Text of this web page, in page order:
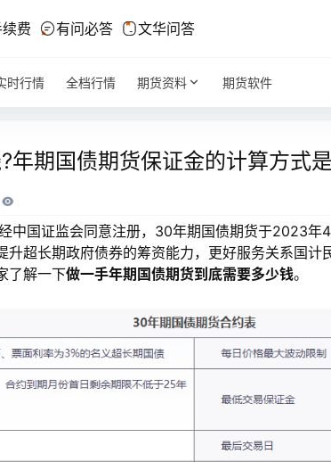
费 有问必答 文华问答
时行情 全档行情 期货资料 期货软件
期国债期货保证金的计算方式是
中国证监会同意注册，30年期国债期货于2023年
超长期政府债券的筹资能力，更好服务关系国计
了解一下做一手年期国债期货到底需要多少钱。